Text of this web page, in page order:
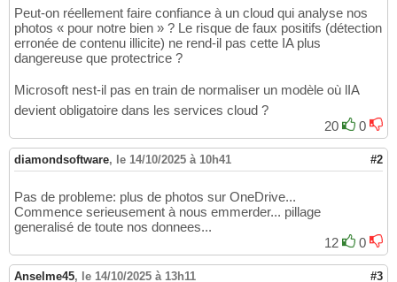
Peut-on réellement faire confiance à un cloud qui analyse nos
photos « pour notre bien » ? Le risque de faux positifs (détection
erronée de contenu illicite) ne rend-il pas cette IA plus
dangereuse que protectrice ?
Microsoft nest-il pas en train de normaliser un modèle où lIA
devient obligatoire dans les services cloud ?
20
0
diamondsoftware, le 14/10/2025 à 10h41 #2
Pas de probleme: plus de photos sur OneDrive...
Commence serieusement à nous emmerder... pillage
generalisé de toute nos donnees...
12
0
Anselme45, le 14/10/2025 à 13h11 #3